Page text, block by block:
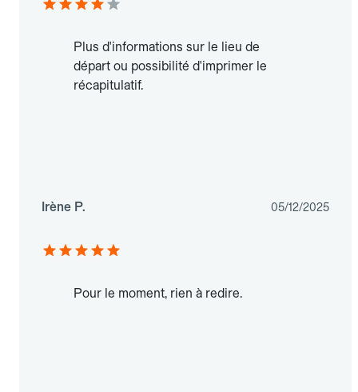
Plus d'informations sur le lieu de
départ ou possibilité d'imprimer le
récapitulatif.
Irène P. 05/12/2025
Pour le moment, rien à redire.